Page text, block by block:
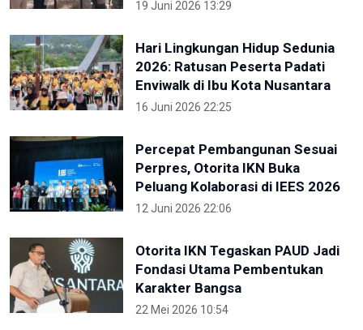
19 Juni 2026 13:29
Hari Lingkungan Hidup Sedunia
2026: Ratusan Peserta Padati
Enviwalk di Ibu Kota Nusantara
16 Juni 2026 22:25
Percepat Pembangunan Sesuai
Perpres, Otorita IKN Buka
Peluang Kolaborasi di IEES 2026
12 Juni 2026 22:06
Otorita IKN Tegaskan PAUD Jadi
Fondasi Utama Pembentukan
Karakter Bangsa
22 Mei 2026 10:54